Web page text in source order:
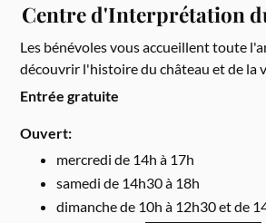
Centre d'Interprétation
Les bénévoles vous accueillent toute
découvrir l'histoire du château et de la
Entrée gratuite
Ouvert:
mercredi de 14h à 17h
samedi de 14h30 à 18h
dimanche de 10h à 12h30 et de